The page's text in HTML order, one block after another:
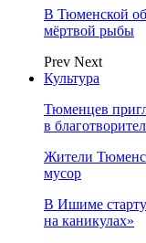
В Тюменской
мёртвой рыбы
Prev Next
Культура
Тюменцев
в
Жители
мусор
В Ишиме
на каникулах»